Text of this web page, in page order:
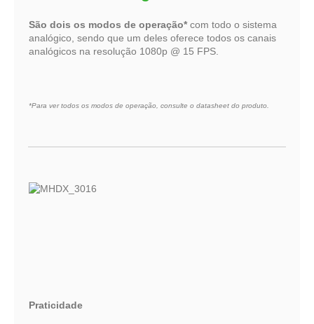
São dois os modos de operação* com todo o sistema
analógico, sendo que um deles oferece todos os canais
analógicos na resolução 1080p @ 15 FPS.
*Para ver todos os modos de operação, consulte o datasheet do produto.
Praticidade